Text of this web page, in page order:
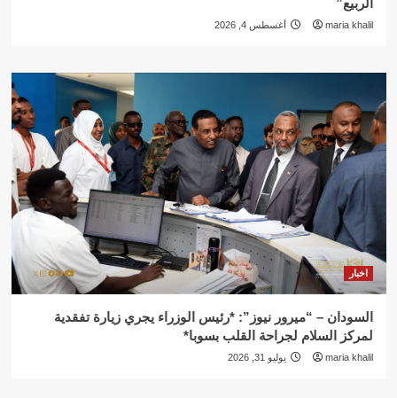
maria khalil أغسطس 4, 2026
اخبار
السودان – “ميرور نيوز”: *رئيس الوزراء يجري زيارة تفقدية
لمركز السلام لجراحة القلب بسوبا*
maria khalil يوليو 31, 2026